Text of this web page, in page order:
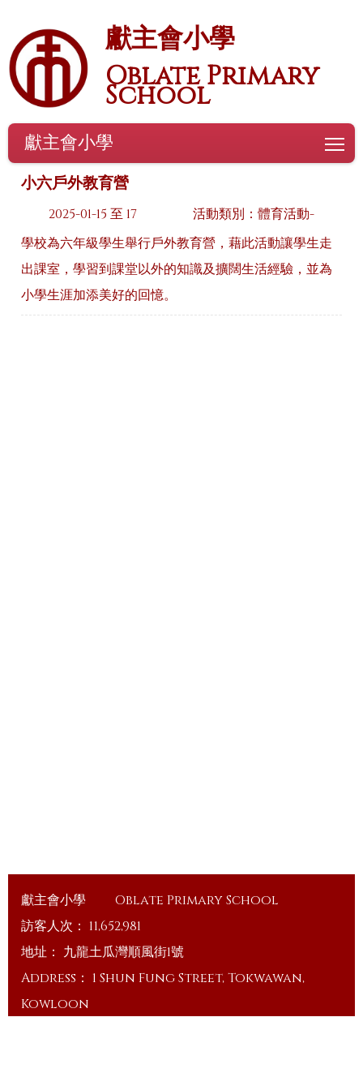
獻主會小學
Oblate Primary
School
獻主會小學
小六戶外教育營
2025-01-15 至 17
活動類別：體育活動-
學校為六年級學生舉行戶外教育營，藉此活動讓學生走
出課室，學習到課堂以外的知識及擴闊生活經驗，並為
小學生涯加添美好的回憶。
獻主會小學
Oblate Primary School
訪客人次： 11,652,981
地址： 九龍土瓜灣順風街1號
Address： 1 Shun Fung Street, Tokwawan,
Kowloon